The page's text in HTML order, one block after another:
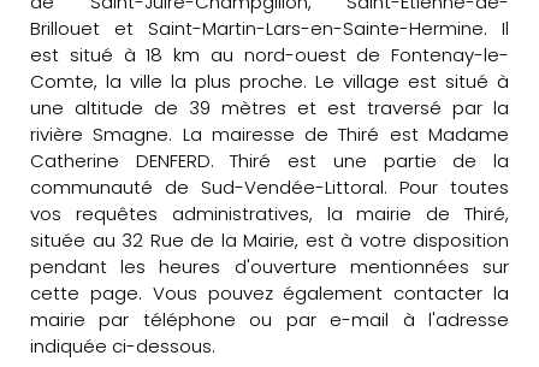
Brillouet et Saint-Martin-Lars-en-Sainte-Hermine. Il
est situé à 18 km au nord-ouest de Fontenay-le-
Comte, la ville la plus proche. Le village est situé à
une altitude de 39 mètres et est traversé par la
rivière Smagne. La mairesse de Thiré est Madame
Catherine DENFERD. Thiré est une partie de la
communauté de Sud-Vendée-Littoral. Pour toutes
vos requêtes administratives, la mairie de Thiré,
située au 32 Rue de la Mairie, est à votre disposition
pendant les heures d'ouverture mentionnées sur
cette page. Vous pouvez également contacter la
mairie par téléphone ou par e-mail à l'adresse
indiquée ci-dessous.